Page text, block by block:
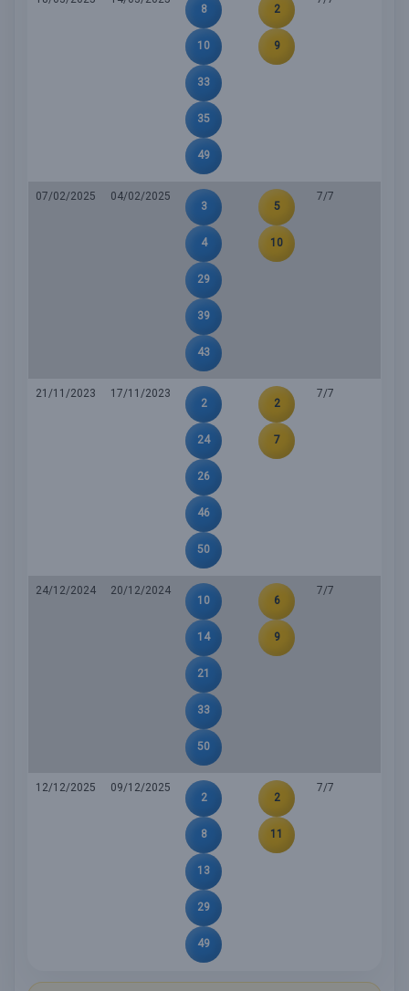
8
10
33
35
49
2
9
07/02/2025
04/02/2025
3
4
29
39
43
5
10
7/7
21/11/2023
17/11/2023
2
24
26
46
50
2
7
7/7
24/12/2024
20/12/2024
10
14
21
33
50
6
9
7/7
12/12/2025
09/12/2025
2
8
13
29
49
2
11
7/7